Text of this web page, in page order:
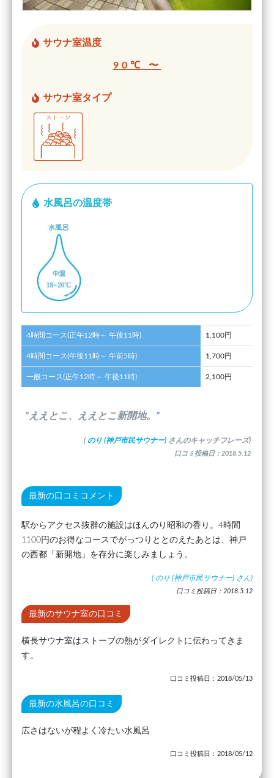
サウナ室温度
90℃ 〜
サウナ室タイプ
水風呂の温度帯
4時間コース(正午12時～ 午後11時) 1,100円
4時間コース(午後11時～ 午前5時) 1,700円
一般コース(正午12時～ 午後11時) 2,100円
”ええとこ、ええとこ新開地。”
( のり (神戸市民サウナー) さんのキャッチフレーズ)
口コミ投稿日：2018.5.12
最新の口コミコメント
駅からアクセス抜群の施設はほんのり昭和の香り。4時間
1100円のお得なコースでがっつりととのえたあとは、神戸
の西都「新開地」を存分に楽しみましょう。
( のり (神戸市民サウナー) さん)
口コミ投稿日：2018.5.12
最新のサウナ室の口コミ
横長サウナ室はストーブの熱がダイレクトに伝わってきま
す。
口コミ投稿日：2018/05/13
最新の水風呂の口コミ
広さはないが程よく冷たい水風呂
口コミ投稿日：2018/05/12